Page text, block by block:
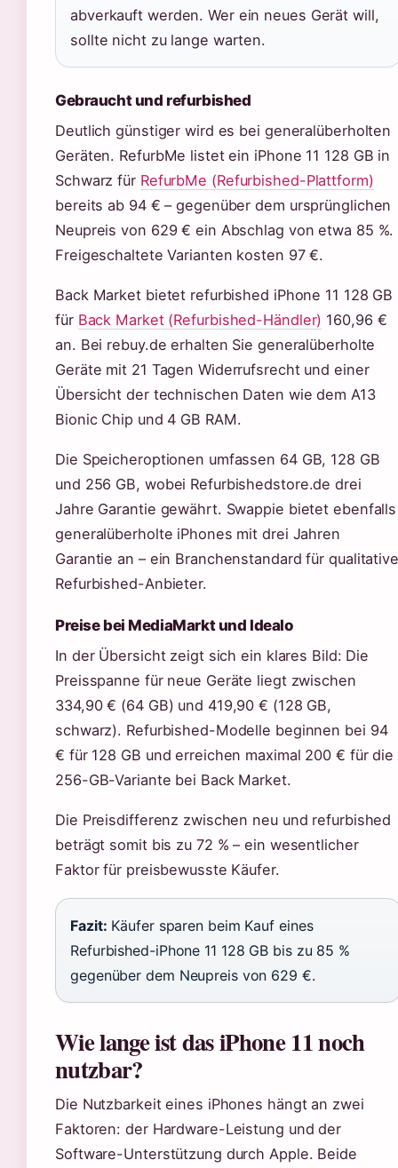
abverkauft werden. Wer ein neues Gerät will,
sollte nicht zu lange warten.
Gebraucht und refurbished
Deutlich günstiger wird es bei generalüberholten
Geräten. RefurbMe listet ein iPhone 11 128 GB in
Schwarz für RefurbMe (Refurbished-Plattform)
bereits ab 94 € – gegenüber dem ursprünglichen
Neupreis von 629 € ein Abschlag von etwa 85 %.
Freigeschaltete Varianten kosten 97 €.
Back Market bietet refurbished iPhone 11 128 GB
für Back Market (Refurbished-Händler) 160,96 €
an. Bei rebuy.de erhalten Sie generalüberholte
Geräte mit 21 Tagen Widerrufsrecht und einer
Übersicht der technischen Daten wie dem A13
Bionic Chip und 4 GB RAM.
Die Speicheroptionen umfassen 64 GB, 128 GB
und 256 GB, wobei Refurbishedstore.de drei
Jahre Garantie gewährt. Swappie bietet ebenfalls
generalüberholte iPhones mit drei Jahren
Garantie an – ein Branchenstandard für qualitative
Refurbished-Anbieter.
Preise bei MediaMarkt und Idealo
In der Übersicht zeigt sich ein klares Bild: Die
Preisspanne für neue Geräte liegt zwischen
334,90 € (64 GB) und 419,90 € (128 GB,
schwarz). Refurbished-Modelle beginnen bei 94
€ für 128 GB und erreichen maximal 200 € für die
256-GB-Variante bei Back Market.
Die Preisdifferenz zwischen neu und refurbished
beträgt somit bis zu 72 % – ein wesentlicher
Faktor für preisbewusste Käufer.
Fazit: Käufer sparen beim Kauf eines
Refurbished-iPhone 11 128 GB bis zu 85 %
gegenüber dem Neupreis von 629 €.
Wie lange ist das iPhone 11 noch
nutzbar?
Die Nutzbarkeit eines iPhones hängt an zwei
Faktoren: der Hardware-Leistung und der
Software-Unterstützung durch Apple. Beide